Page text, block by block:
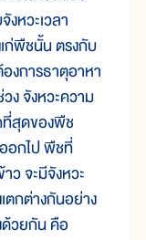
หวะเวลา
ก่พืชนั้น ตรงกับ
งการธาตุอาหา
ง จังหวะความ
ที่สุดของพืช
อกไป พืชที่
ว จะมีจังหวะ
กต่างกันอย่าง
วยกัน คือ